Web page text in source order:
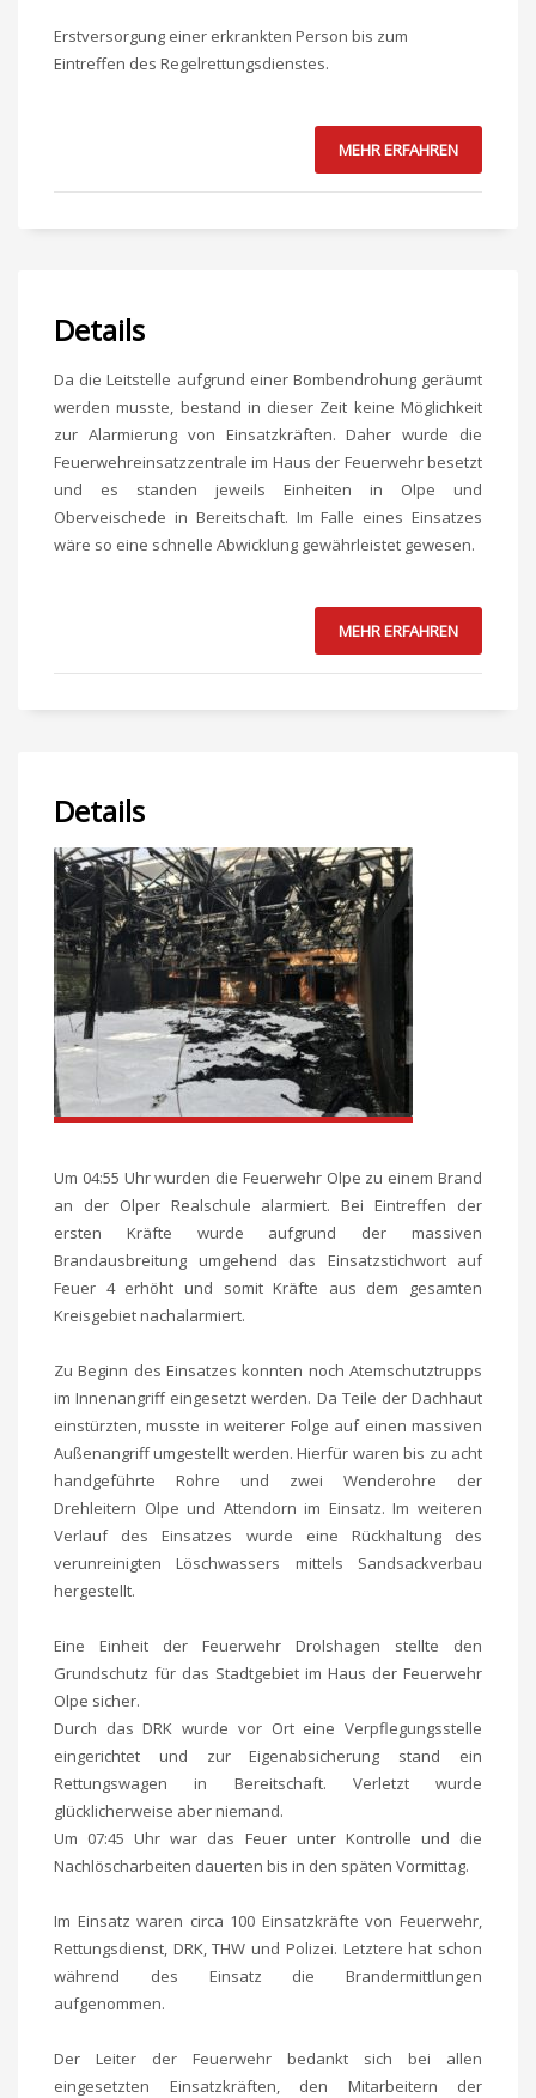
Erstversorgung einer erkrankten Person bis zum
Eintreffen des Regelrettungsdienstes.
MEHR ERFAHREN
Details
Da die Leitstelle aufgrund einer Bombendrohung geräumt
werden musste, bestand in dieser Zeit keine Möglichkeit
zur Alarmierung von Einsatzkräften. Daher wurde die
Feuerwehreinsatzzentrale im Haus der Feuerwehr besetzt
und es standen jeweils Einheiten in Olpe und
Oberveischede in Bereitschaft. Im Falle eines Einsatzes
wäre so eine schnelle Abwicklung gewährleistet gewesen.
MEHR ERFAHREN
Details
Um 04:55 Uhr wurden die Feuerwehr Olpe zu einem Brand
an der Olper Realschule alarmiert. Bei Eintreffen der
ersten Kräfte wurde aufgrund der massiven
Brandausbreitung umgehend das Einsatzstichwort auf
Feuer 4 erhöht und somit Kräfte aus dem gesamten
Kreisgebiet nachalarmiert.
Zu Beginn des Einsatzes konnten noch Atemschutztrupps
im Innenangriff eingesetzt werden. Da Teile der Dachhaut
einstürzten, musste in weiterer Folge auf einen massiven
Außenangriff umgestellt werden. Hierfür waren bis zu acht
handgeführte Rohre und zwei Wenderohre der
Drehleitern Olpe und Attendorn im Einsatz. Im weiteren
Verlauf des Einsatzes wurde eine Rückhaltung des
verunreinigten Löschwassers mittels Sandsackverbau
hergestellt.
Eine Einheit der Feuerwehr Drolshagen stellte den
Grundschutz für das Stadtgebiet im Haus der Feuerwehr
Olpe sicher.
Durch das DRK wurde vor Ort eine Verpflegungsstelle
eingerichtet und zur Eigenabsicherung stand ein
Rettungswagen in Bereitschaft. Verletzt wurde
glücklicherweise aber niemand.
Um 07:45 Uhr war das Feuer unter Kontrolle und die
Nachlöscharbeiten dauerten bis in den späten Vormittag.
Im Einsatz waren circa 100 Einsatzkräfte von Feuerwehr,
Rettungsdienst, DRK, THW und Polizei. Letztere hat schon
während des Einsatz die Brandermittlungen
aufgenommen.
Der Leiter der Feuerwehr bedankt sich bei allen
eingesetzten Einsatzkräften, den Mitarbeitern der